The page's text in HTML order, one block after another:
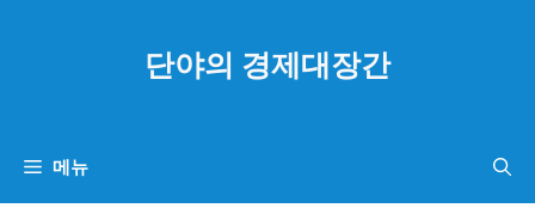
단야의 경제대장간
메뉴